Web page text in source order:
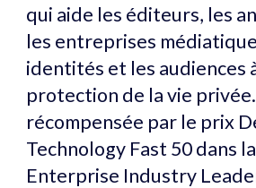
qui aide les éditeurs, les
les entreprises
identités et les audiences
protection de la vie
récompensée par le prix
Technology Fast 50 dans
Enterprise Industry